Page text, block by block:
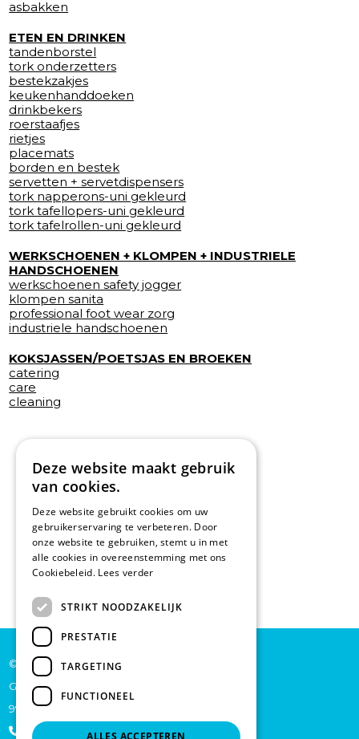
asbakken
ETEN EN DRINKEN
tandenborstel
tork onderzetters
bestekzakjes
keukenhanddoeken
drinkbekers
roerstaafjes
rietjes
placemats
borden en bestek
servetten + servetdispensers
tork napperons-uni gekleurd
tork tafellopers-uni gekleurd
tork tafelrollen-uni gekleurd
WERKSCHOENEN + KLOMPEN + INDUSTRIELE
HANDSCHOENEN
werkschoenen safety jogger
klompen sanita
professional foot wear zorg
industriele handschoenen
KOKSJASSEN/POETSJAS EN BROEKEN
catering
care
cleaning
© De Backer CP bv
Grote Baan 45
9920 Lievegem
+32 473 70 46 27
Deze website maakt gebruik
van cookies.
Deze website gebruikt cookies om uw
gebruikerservaring te verbeteren. Door
onze website te gebruiken, stemt u in met
alle cookies in overeenstemming met ons
Cookiebeleid. Lees verder
STRIKT NOODZAKELIJK
PRESTATIE
TARGETING
FUNCTIONEEL
ALLES ACCEPTEREN